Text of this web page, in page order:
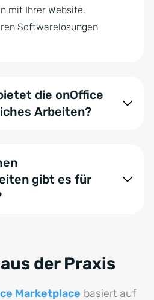
mit Ihrer Website,
Softwarelösungen
die onOffice
Arbeiten?
synchronisiert werden.
und effizienter
zentral verwalten
gibt es für
oder
System an. So vermeiden
und sorgen dafür, dass alle
der Praxis
Marketplace basiert auf